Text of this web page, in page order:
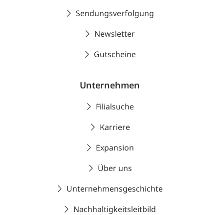
Sendungsverfolgung
Newsletter
Gutscheine
Unternehmen
Filialsuche
Karriere
Expansion
Über uns
Unternehmensgeschichte
Nachhaltigkeitsleitbild